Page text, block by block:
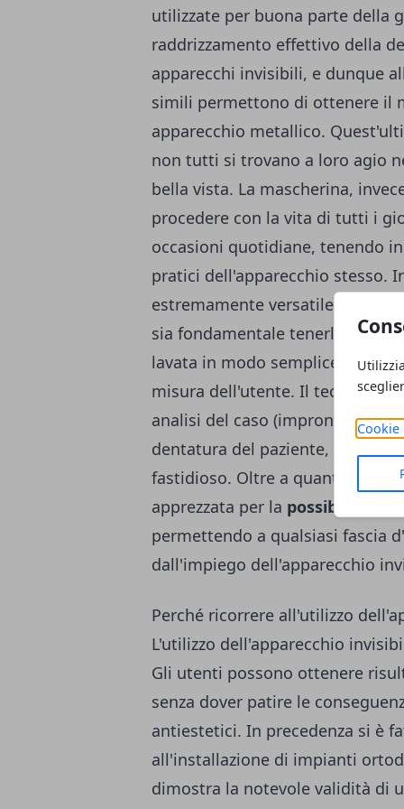
Cookie
utilizzate per buona parte della
raddrizzamento effettivo della
apparecchi invisibili, e dunque
simili permettono di ottenere il
apparecchio metallico.
non tutti si trovano a loro agio
bella vista. La mascherina,
procedere con la vita di tutti i
occasioni quotidiane, tenendo
pratici dell'apparecchio stesso.
estremamente versatile. Può
sia fondamentale tenerla sui
lavata in modo semplice e
misura dell'utente. Il tecnico
analisi del caso (impronte) per
dentatura del paziente, così da
fastidioso. Oltre a quanto
apprezzata per la possibilità di
permettendo a qualsiasi fascia
dall'impiego dell'apparecchio
Perché ricorrere all'utilizzo
L'utilizzo dell'apparecchio
Gli utenti possono ottenere
senza dover patire le
antiestetici. In precedenza si è
all'installazione di impianti
dimostra la notevole validità di